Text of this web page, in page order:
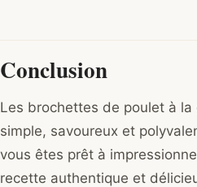
Conclusion
Les brochettes de poulet à
simple, savoureux et
vous êtes prêt à
recette authentique et